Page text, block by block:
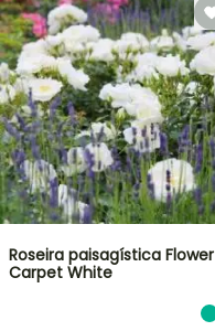
Roseira paisagística Flower
Carpet White